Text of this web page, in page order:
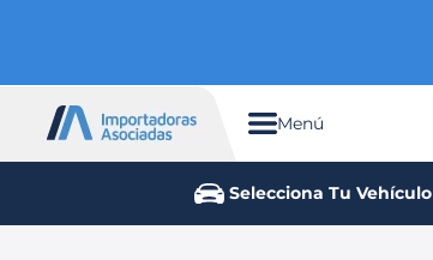
Menú
Selecciona Tu Vehículo
TÉRMINOS MÁS BUSCADOS